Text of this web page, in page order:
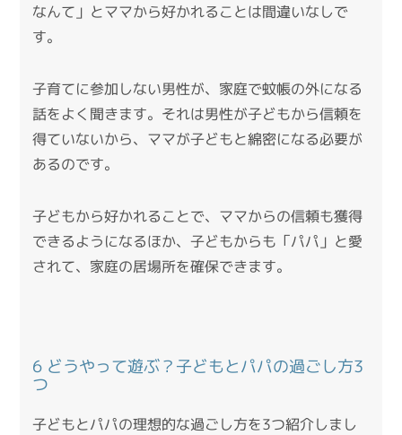
なんて」とママから好かれることは間違いなしで
す。
子育てに参加しない男性が、家庭で蚊帳の外になる
話をよく聞きます。それは男性が子どもから信頼を
得ていないから、ママが子どもと綿密になる必要が
あるのです。
子どもから好かれることで、ママからの信頼も獲得
できるようになるほか、子どもからも「パパ」と愛
されて、家庭の居場所を確保できます。
6 どうやって遊ぶ？子どもとパパの過ごし方3
つ
子どもとパパの理想的な過ごし方を3つ紹介しまし